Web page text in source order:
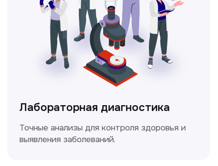
Безопасный и точный метод для
обследования внутренних органов.